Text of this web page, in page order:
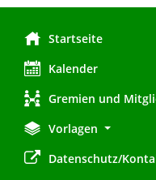
Startseite
Kalender
Gremien und
Vorlagen
Datenschutz/